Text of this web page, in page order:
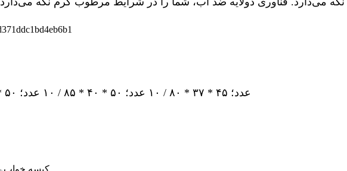
۳۷ * ۳۷ * ۷۰ / ۱۰ عدد؛ ۴۵ * ۳۷ * ۸۰ / ۱۰ عدد؛ ۵۰ * ۴۰ * ۸۵ / ۱۰ عدد؛ ۵۰ * ۴۰ * ۹۵ / ۱۰ عدد